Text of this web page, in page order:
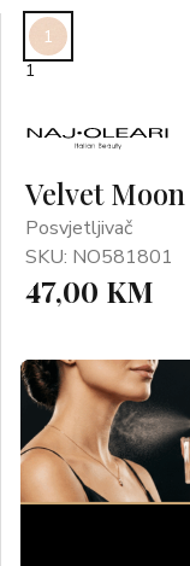
Velvet
Posvjetljivač
SKU: NO581801
47,00 KM
1
1